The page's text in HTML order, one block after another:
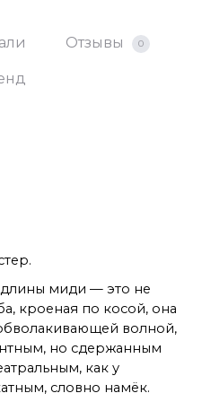
Отзывы 0
длины миди — это не
кроеная по косой, она
волной,
но сдержанным
как у
словно намёк.